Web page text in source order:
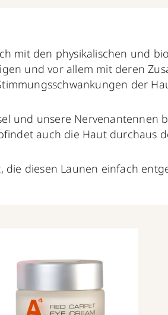
mit den physikalischen und
und vor allem mit deren
der
und unsere Nervenantennen
auch die Haut durchaus
die diesen Launen einfach